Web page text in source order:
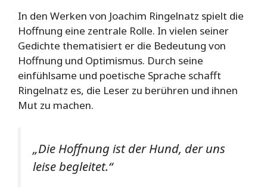
In den Werken von Joachim Ringelnatz spielt die
Hoffnung eine zentrale Rolle. In vielen seiner
Gedichte thematisiert er die Bedeutung von
Hoffnung und Optimismus. Durch seine
einfühlsame und poetische Sprache schafft
Ringelnatz es, die Leser zu berühren und ihnen
Mut zu machen.
„Die Hoffnung ist der Hund, der uns
leise begleitet.“